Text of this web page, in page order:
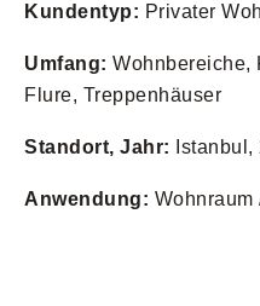
Kundentyp: Privater
Umfang: Wohnbereiche,
Flure, Treppenhäuser
Standort, Jahr: Istanbul,
Anwendung: Wohnraum